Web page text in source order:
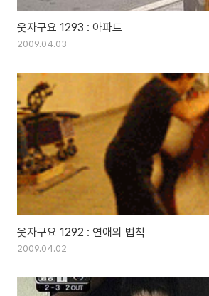
웃자구요 1293 : 아파트
2009.04.03
웃자구요 1292 : 연애의 법칙
2009.04.02